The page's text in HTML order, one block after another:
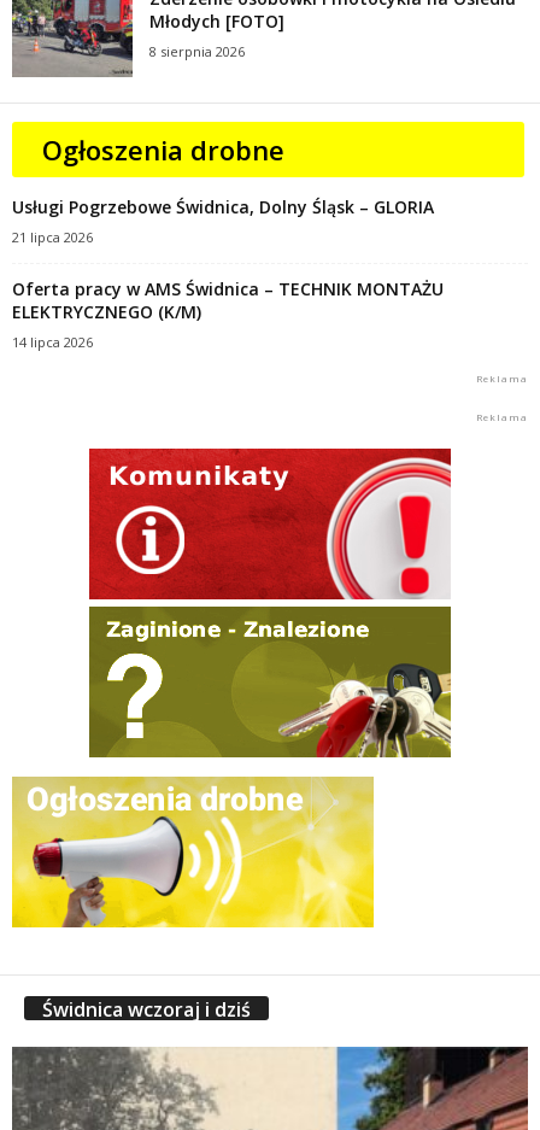
Młodych [FOTO]
8 sierpnia 2026
Ogłoszenia drobne
Usługi Pogrzebowe Świdnica, Dolny Śląsk – GLORIA
21 lipca 2026
Oferta pracy w AMS Świdnica – TECHNIK MONTAŻU
ELEKTRYCZNEGO (K/M)
14 lipca 2026
Świdnica wczoraj i dziś